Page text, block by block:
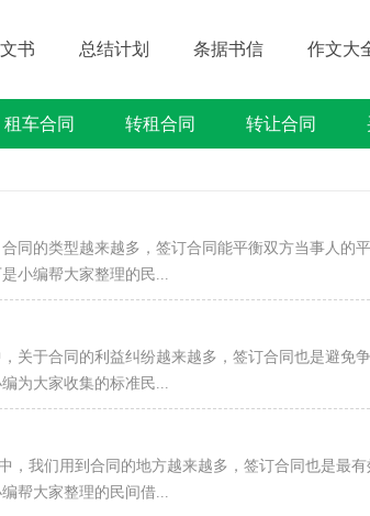
书 总结计划 条据书信 作文大
借贷类合同 建筑类合同 劳动类合同
租车合同 转租合同 转让合同
同的类型越来越多，签订合同能平衡双方当事人的
小编帮大家整理的民...
关于合同的利益纠纷越来越多，签订合同也是避免
为大家收集的标准民...
，我们用到合同的地方越来越多，签订合同也是最
帮大家整理的民间借...